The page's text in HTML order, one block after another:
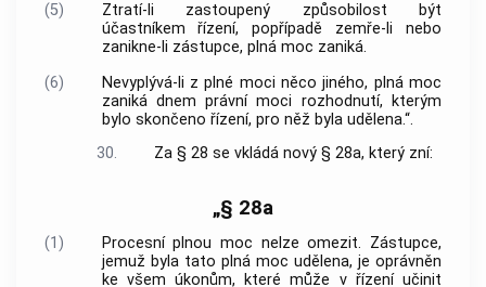
(5)
Ztratí-li zastoupený způsobilost být
účastníkem řízení, popřípadě zemře-li nebo
zanikne-li zástupce, plná moc zaniká.
(6)
Nevyplývá-li z plné moci něco jiného, plná moc
zaniká dnem právní moci rozhodnutí, kterým
bylo skončeno řízení, pro něž byla udělena.“.
30.
Za § 28 se vkládá nový § 28a, který zní:
„§ 28a
(1)
Procesní plnou moc nelze omezit. Zástupce,
jemuž byla tato plná moc udělena, je oprávněn
ke všem úkonům, které může v řízení učinit